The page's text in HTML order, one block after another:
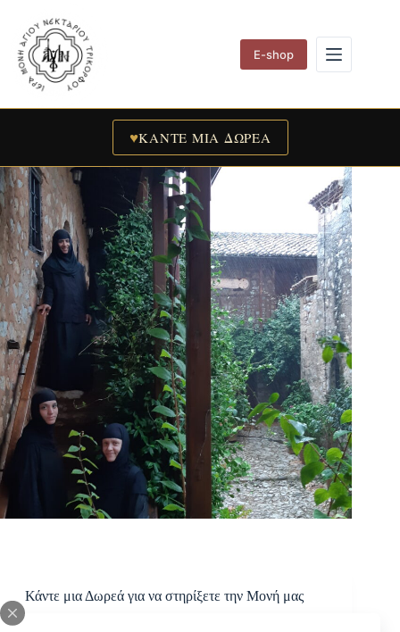
content
E-shop
♥ΚΑΝΤΕ ΜΙΑ ΔΩΡΕΑ
Κάντε μια Δωρεά για να στηρίξετε την Μονή μας